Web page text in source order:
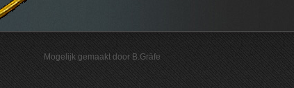
Mogelijk gemaakt door B.Gräfe